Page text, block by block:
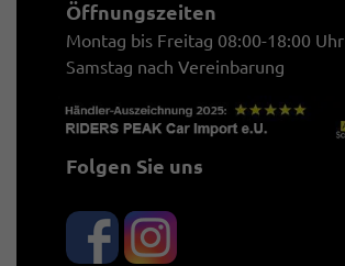
Öffnungszeiten
Montag bis Freitag 08:00-18:00 Uhr
Samstag nach Vereinbarung
Folgen Sie uns